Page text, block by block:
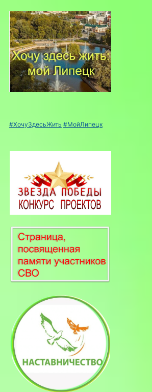
#ХочуЗдесьЖить #МойЛипецк